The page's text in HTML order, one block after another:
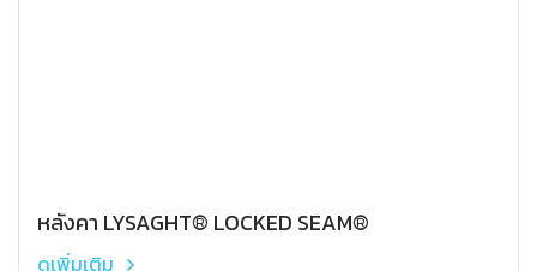
หลังคา LYSAGHT® LOCKED SEAM®
ดูเพิ่มเติม